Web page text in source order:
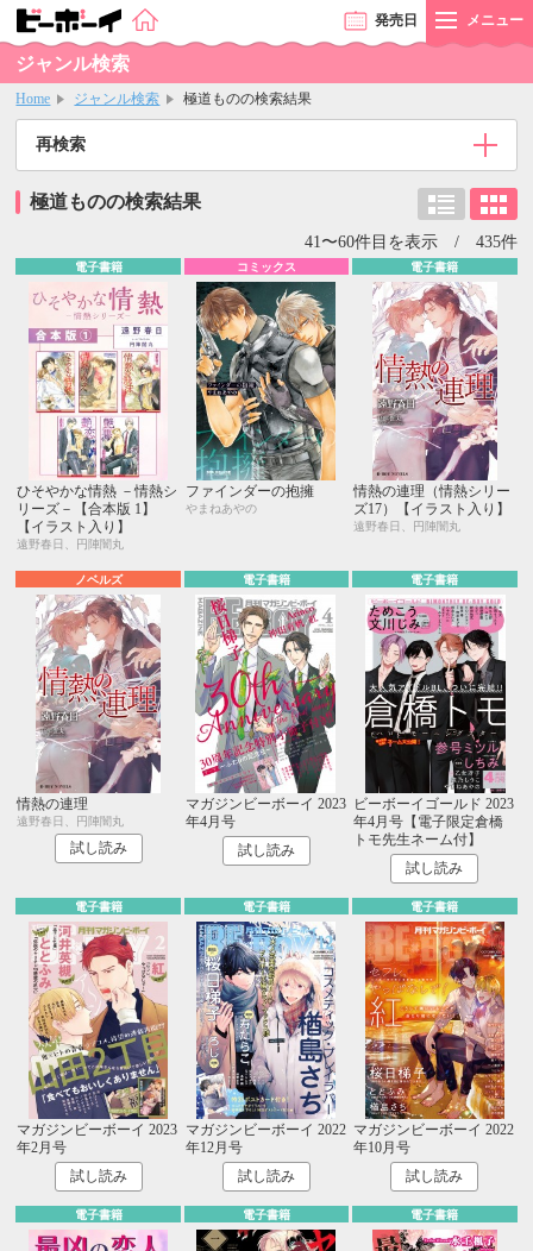
発売日 メニュー
ジャンル検索
Home ジャンル検索 極道ものの検索結果
再検索
極道ものの検索結果
41〜60件目を表示 / 435件
電子書籍
ひそやかな情熱 －情熱シ
リーズ－【合本版 1】
【イラスト入り】
遠野春日、円陣闇丸
コミックス
ファインダーの抱擁
やまねあやの
電子書籍
情熱の連理（情熱シリー
ズ17）【イラスト入り】
遠野春日、円陣闇丸
ノベルズ
情熱の連理
遠野春日、円陣闇丸
試し読み
電子書籍
マガジンビーボーイ 2023
年4月号
試し読み
電子書籍
ビーボーイゴールド 2023
年4月号【電子限定倉橋
トモ先生ネーム付】
試し読み
電子書籍
マガジンビーボーイ 2023
年2月号
試し読み
電子書籍
マガジンビーボーイ 2022
年12月号
試し読み
電子書籍
マガジンビーボーイ 2022
年10月号
試し読み
電子書籍 電子書籍 電子書籍